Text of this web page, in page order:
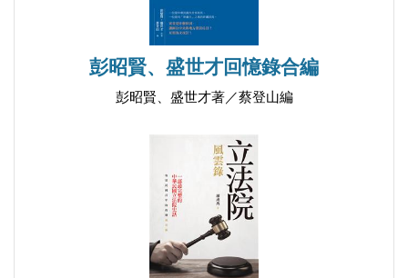
漫談謝長廷的「大陸行」
蕭美琴和郝龍斌的荒唐話
剖析柯文哲的「一五新觀點」
宋楚瑜自揭虛偽的面具
宋楚瑜參選李登輝最高興
宋楚瑜不配稱蔣經國弟子
從宋楚瑜想到湖南人內鬥
彭昭賢、盛世才回憶錄合編
彭昭賢、盛世才著／蔡登山編